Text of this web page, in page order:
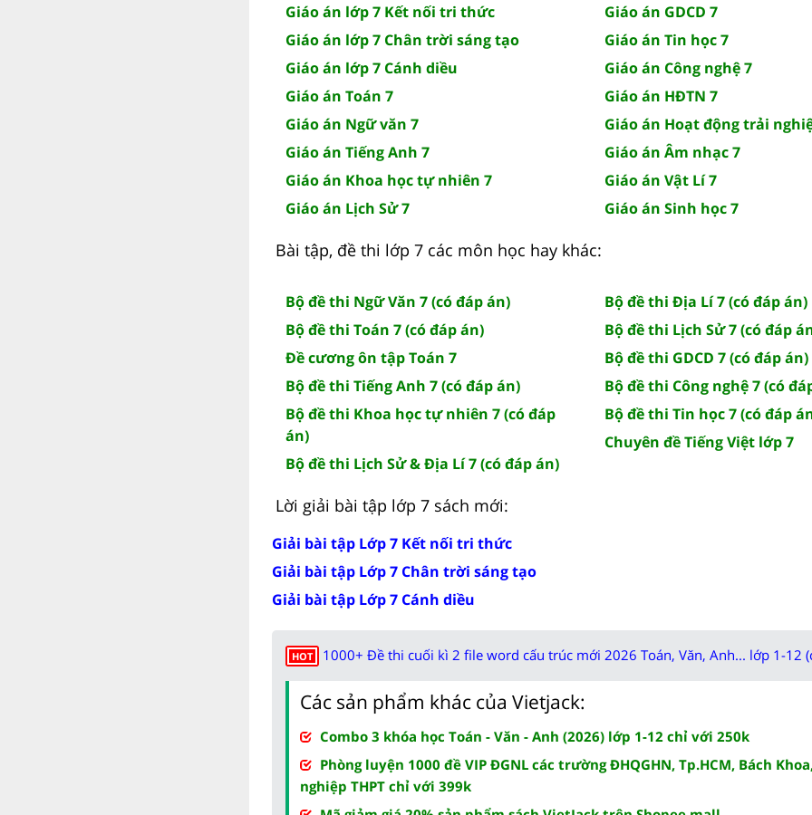
Giáo án lớp 7 Kết nối tri thức
Giáo án lớp 7 Chân trời sáng tạo
Giáo án lớp 7 Cánh diều
Giáo án Toán 7
Giáo án Ngữ văn 7
Giáo án Tiếng Anh 7
Giáo án Khoa học tự nhiên 7
Giáo án Lịch Sử 7
Giáo án GDCD 7
Giáo án Tin học 7
Giáo án Công nghệ 7
Giáo án HĐTN 7
Giáo án Hoạt động trải
Giáo án Âm nhạc 7
Giáo án Vật Lí 7
Giáo án Sinh học 7
Bài tập, đề thi lớp 7 các môn học hay khác:
Bộ đề thi Ngữ Văn 7 (có đáp án)
Bộ đề thi Toán 7 (có đáp án)
Đề cương ôn tập Toán 7
Bộ đề thi Tiếng Anh 7 (có đáp án)
Bộ đề thi Khoa học tự nhiên 7 (có đáp
án)
Bộ đề thi Lịch Sử & Địa Lí 7 (có đáp án)
Bộ đề thi Địa Lí 7 (có đáp án)
Bộ đề thi Lịch Sử 7 (có đáp
Bộ đề thi GDCD 7 (có đáp án)
Bộ đề thi Công nghệ 7 (có
Bộ đề thi Tin học 7 (có đáp
Chuyên đề Tiếng Việt lớp 7
Lời giải bài tập lớp 7 sách mới:
Giải bài tập Lớp 7 Kết nối tri thức
Giải bài tập Lớp 7 Chân trời sáng tạo
Giải bài tập Lớp 7 Cánh diều
HOT 1000+ Đề thi cuối kì 2 file word cấu trúc mới 2026 Toán, Văn, Anh... lớp 1-12
Các sản phẩm khác của Vietjack:
Combo 3 khóa học Toán - Văn - Anh (2026) lớp 1-12 chỉ với 250k
Phòng luyện 1000 đề VIP ĐGNL các trường ĐHQGHN, Tp.HCM, Bách
nghiệp THPT chỉ với 399k